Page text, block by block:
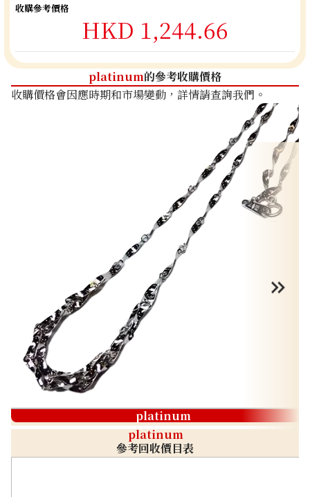
收購參考價格
HKD 1,244.66
platinum的參考收購價格
收購價格會因應時期和市場變動，詳情請查詢我們。
platinum
platinum
參考回收價目表